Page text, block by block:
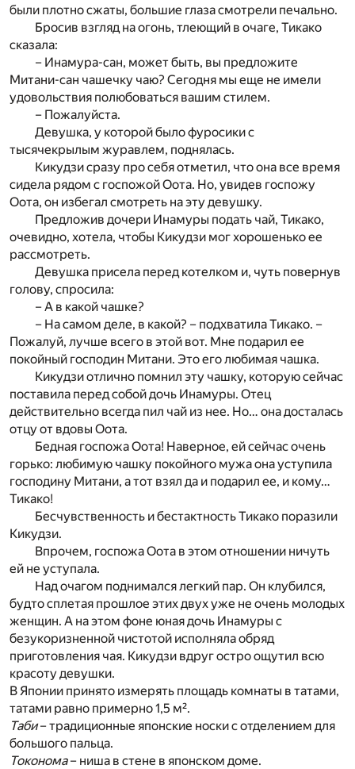
были плотно сжаты, большие глаза смотрели печально.
Бросив взгляд на огонь, тлеющий в очаге, Тикако
сказала:
– Инамура-сан, может быть, вы предложите
Митани-сан чашечку чаю? Сегодня мы еще не имели
удовольствия полюбоваться вашим стилем.
– Пожалуйста.
Девушка, у которой было фуросики с
тысячекрылым журавлем, поднялась.
Кикудзи сразу про себя отметил, что она все время
сидела рядом с госпожой Оота. Но, увидев госпожу
Оота, он избегал смотреть на эту девушку.
Предложив дочери Инамуры подать чай, Тикако,
очевидно, хотела, чтобы Кикудзи мог хорошенько ее
рассмотреть.
Девушка присела перед котелком и, чуть повернув
голову, спросила:
– А в какой чашке?
– На самом деле, в какой? – подхватила Тикако. –
Пожалуй, лучше всего в этой вот. Мне подарил ее
покойный господин Митани. Это его любимая чашка.
Кикудзи отлично помнил эту чашку, которую сейчас
поставила перед собой дочь Инамуры. Отец
действительно всегда пил чай из нее. Но… она досталась
отцу от вдовы Оота.
Бедная госпожа Оота! Наверное, ей сейчас очень
горько: любимую чашку покойного мужа она уступила
господину Митани, а тот взял да и подарил ее, и кому…
Тикако!
Бесчувственность и бестактность Тикако поразили
Кикудзи.
Впрочем, госпожа Оота в этом отношении ничуть
ей не уступала.
Над очагом поднимался легкий пар. Он клубился,
будто сплетая прошлое этих двух уже не очень молодых
женщин. А на этом фоне юная дочь Инамуры с
безукоризненной чистотой исполняла обряд
приготовления чая. Кикудзи вдруг остро ощутил всю
красоту девушки.
В Японии принято измерять площадь комнаты в татами,
татами равно примерно 1,5 м².
Таби– традиционные японские носки с отделением для
большого пальца.
Токонома– ниша в стене в японском доме.